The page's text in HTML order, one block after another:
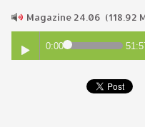
Magazine 24.06 (118.92
0:00